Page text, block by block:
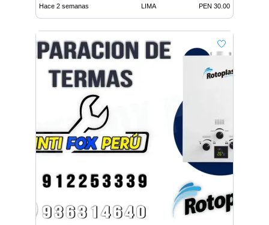
Hace 2 semanas LIMA PEN 30.00